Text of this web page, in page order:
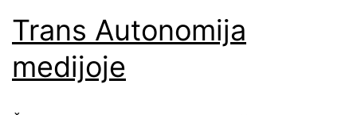
sveikatos
apsaugos
Trans Autonomija
medijoje